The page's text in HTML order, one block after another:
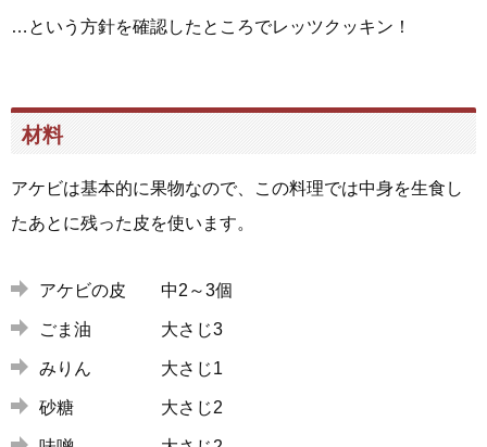
…という方針を確認したところでレッツクッキン！
材料
アケビは基本的に果物なので、この料理では中身を生食し
たあとに残った皮を使います。
アケビの皮 中2～3個
ごま油 大さじ3
みりん 大さじ1
砂糖 大さじ2